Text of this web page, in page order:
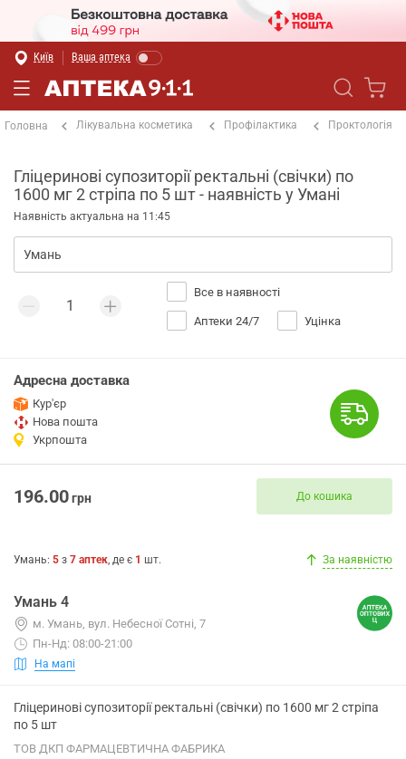
Київ Ваша аптека
Головна Лікувальна косметика Профілактика Проктологія
Гліцеринові супозиторії ректальні (свічки) по
1600 мг 2 стріпа по 5 шт - наявність у Умані
Наявність актуальна на 11:45
Все в наявності
Аптеки 24/7 Уцінка
Адресна доставка
Кур'єр
Нова пошта
Укрпошта
196.00грн До кошика
Умань: 5 з 7 аптек, де є 1 шт. За наявністю
Умань 4
м. Умань, вул. Небесної Сотні, 7
Пн-Нд: 08:00-21:00
На мапі
Гліцеринові супозиторії ректальні (свічки) по 1600 мг 2 стріпа
по 5 шт
ТОВ ДКП ФАРМАЦЕВТИЧНА ФАБРИКА